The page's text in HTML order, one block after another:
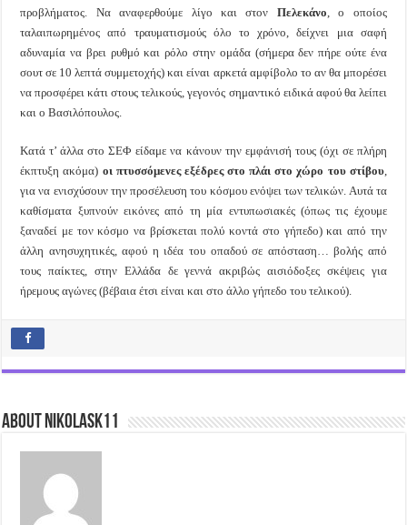
προβλήματος. Να αναφερθούμε λίγο και στον Πελεκάνο, ο οποίος
ταλαιπωρημένος από τραυματισμούς όλο το χρόνο, δείχνει μια σαφή
αδυναμία να βρει ρυθμό και ρόλο στην ομάδα (σήμερα δεν πήρε ούτε ένα
σουτ σε 10 λεπτά συμμετοχής) και είναι αρκετά αμφίβολο το αν θα μπορέσει
να προσφέρει κάτι στους τελικούς, γεγονός σημαντικό ειδικά αφού θα λείπει
και ο Βασιλόπουλος.
Κατά τ’ άλλα στο ΣΕΦ είδαμε να κάνουν την εμφάνισή τους (όχι σε πλήρη
έκπτυξη ακόμα) οι πτυσσόμενες εξέδρες στο πλάι στο χώρο του στίβου,
για να ενισχύσουν την προσέλευση του κόσμου ενόψει των τελικών. Αυτά τα
καθίσματα ξυπνούν εικόνες από τη μία εντυπωσιακές (όπως τις έχουμε
ξαναδεί με τον κόσμο να βρίσκεται πολύ κοντά στο γήπεδο) και από την
άλλη ανησυχητικές, αφού η ιδέα του οπαδού σε απόσταση… βολής από
τους παίκτες, στην Ελλάδα δε γεννά ακριβώς αισιόδοξες σκέψεις για
ήρεμους αγώνες (βέβαια έτσι είναι και στο άλλο γήπεδο του τελικού).
About nikolask11